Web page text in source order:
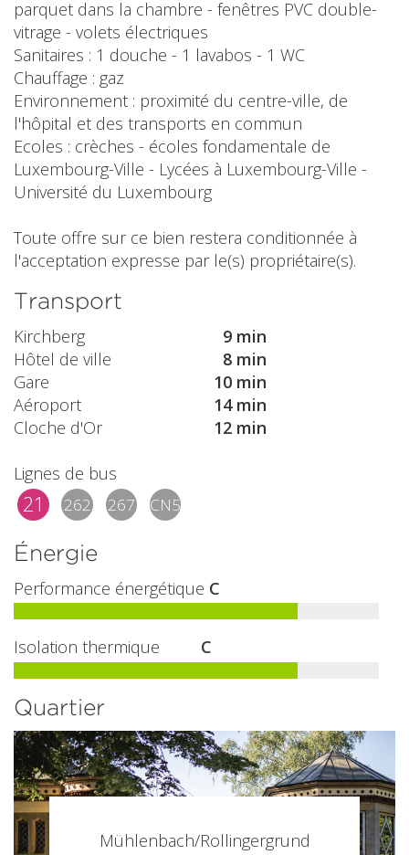
parquet dans la chambre - fenêtres PVC double-
vitrage - volets électriques
Sanitaires : 1 douche - 1 lavabos - 1 WC
Chauffage : gaz
Environnement : proximité du centre-ville, de
l'hôpital et des transports en commun
Ecoles : crèches - écoles fondamentale de
Luxembourg-Ville - Lycées à Luxembourg-Ville -
Université du Luxembourg
Toute offre sur ce bien restera conditionnée à
l'acceptation expresse par le(s) propriétaire(s).
Transport
Kirchberg
9 min
Hôtel de ville
8 min
Gare
10 min
Aéroport
14 min
Cloche d'Or
12 min
Lignes de bus
21 262 267 CN5
Énergie
Performance énergétique C
Isolation thermique C
Quartier
Mühlenbach/Rollingergrund